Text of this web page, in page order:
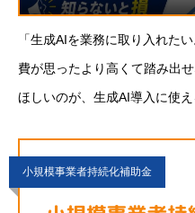
徹底解説
「生成AIを業務に取り入れた
費が思ったより高くて踏み出
ほしいのが、生成AI導入に使
補助金を大幅リニューアル。
小規模事業者持続化補助金